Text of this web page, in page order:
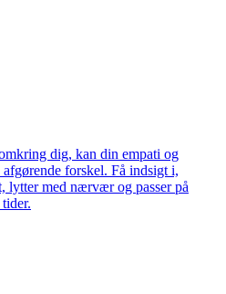
dig, kan din empati og
forskel. Få indsigt i,
lytter med nærvær og passer på